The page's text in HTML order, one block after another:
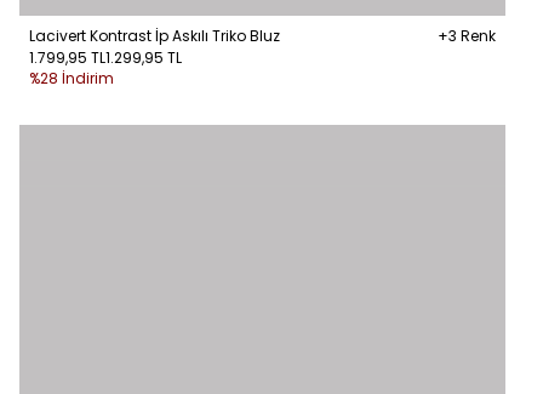
Lacivert Kontrast İp Askılı Triko Bluz
+3 Renk
1.799,95 TL1.299,95 TL
%28 İndirim